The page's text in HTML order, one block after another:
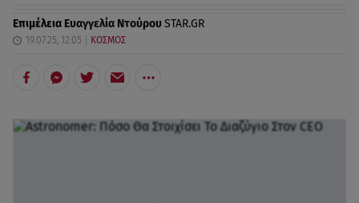
Επιμέλεια Ευαγγελία ΝτούρουSTAR.GR
19.07.25, 12:05 ΚΟΣΜΟΣ